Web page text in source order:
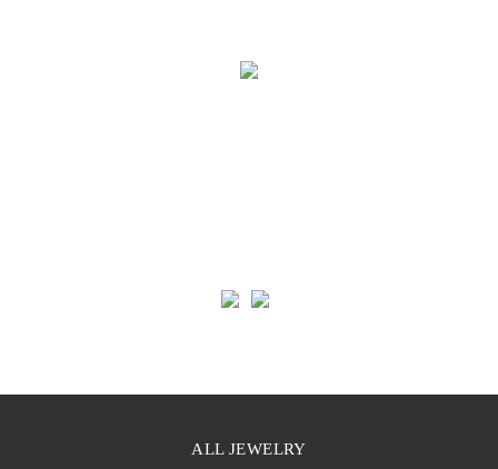
ALL JEWELRY